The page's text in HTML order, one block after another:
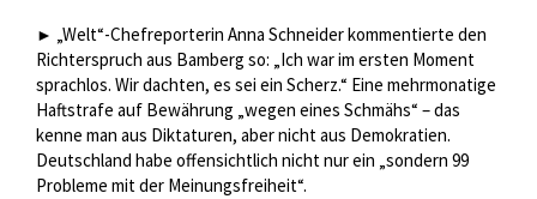
► „Welt“-Chefreporterin Anna Schneider kommentierte den
Richterspruch aus Bamberg so: „Ich war im ersten Moment
sprachlos. Wir dachten, es sei ein Scherz.“ Eine mehrmonatige
Haftstrafe auf Bewährung „wegen eines Schmähs“ – das
kenne man aus Diktaturen, aber nicht aus Demokratien.
Deutschland habe offensichtlich nicht nur ein „sondern 99
Probleme mit der Meinungsfreiheit“.